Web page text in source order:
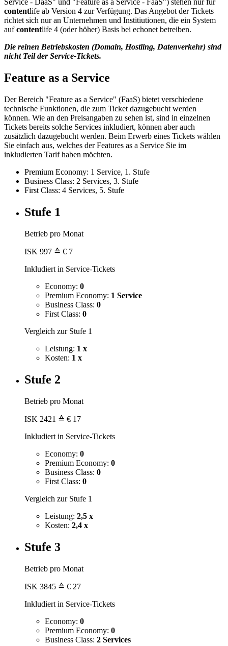
Service - DaaS" und "Feature as a Service - FaaS") stehen nur für
contentlife ab Version 4 zur Verfügung. Das Angebot der Tickets
richtet sich nur an Unternehmen und Institiutionen, die ein System
aufcontentlife 4 (oder höher) Basis bei echonet betreiben.
Die reinen Betriebskosten (Domain, Hostling, Datenverkehr) sind
nicht Teil der Service-Tickets.
Feature as a Service
Der Bereich "Feature as a Service" (FaaS) bietet verschiedene
technische Funktionen, die zum Ticket dazugebucht werden
können. Wie an den Preisangaben zu sehen ist, sind in einzelnen
Tickets bereits solche Services inkludiert, können aber auch
zusätzlich dazugebucht werden. Beim Erwerb eines Tickets wählen
Sie einfach aus, welches der Features as a Service Sie im
inkludierten Tarif haben möchten.
Premium Economy: 1 Service, 1. Stufe
Business Class: 2 Services, 3. Stufe
First Class: 4 Services, 5. Stufe
Stufe 1
Betrieb pro Monat
ISK 997 ≙ € 7
Inkludiert in Service-Tickets
Economy: 0
Premium Economy: 1 Service
Business Class: 0
First Class: 0
Vergleich zur Stufe 1
Leistung: 1 x
Kosten: 1 x
Stufe 2
Betrieb pro Monat
ISK 2421 ≙ € 17
Inkludiert in Service-Tickets
Economy: 0
Premium Economy: 0
Business Class: 0
First Class: 0
Vergleich zur Stufe 1
Leistung: 2,5 x
Kosten: 2,4 x
Stufe 3
Betrieb pro Monat
ISK 3845 ≙ € 27
Inkludiert in Service-Tickets
Economy: 0
Premium Economy: 0
Business Class: 2 Services